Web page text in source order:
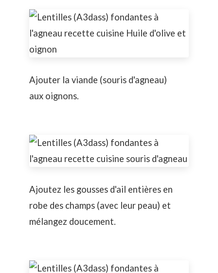
Ajouter la viande (souris d'agneau)
aux oignons.
Ajoutez les gousses d'ail entières en
robe des champs (avec leur peau) et
mélangez doucement.